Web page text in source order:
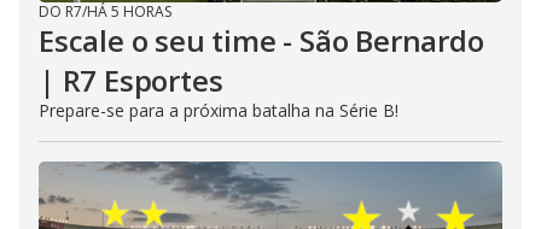
DO R7/HÁ 5 HORAS
Escale o seu time - São Bernardo
| R7 Esportes
Prepare-se para a próxima batalha na Série B!